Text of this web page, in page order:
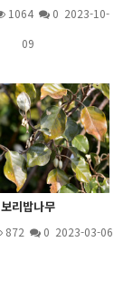
1064
0 2023-10-
09
보리밥나무
872 0 2023-03-06